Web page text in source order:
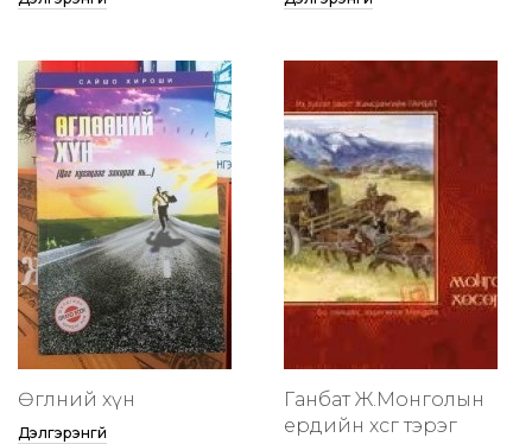
Өглөөний хүн
Дэлгэрэнгүй
Ганбат Ж.Монголын
ердийн хөсөг тэрэг